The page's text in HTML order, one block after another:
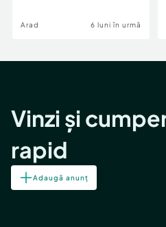
Arad 6 luni în urmă
Vinzi și
rapid
Adaugă anunț